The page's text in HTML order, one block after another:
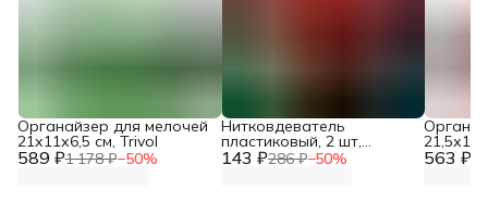
589 ₽1 178 ₽−50%
Органайзер для мелочей
21х11х6,5 см, Trivol
143 ₽286 ₽−50%
Нитковдеватель
пластиковый, 2 шт,
Hobby&Pro, 310001 563 ₽